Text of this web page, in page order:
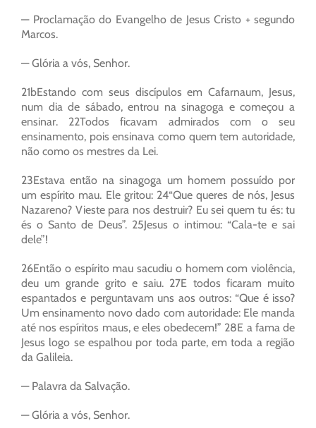
— Proclamação do Evangelho de Jesus Cristo + segundo
Marcos.
— Glória a vós, Senhor.
21bEstando com seus discípulos em Cafarnaum, Jesus,
num dia de sábado, entrou na sinagoga e começou a
ensinar. 22Todos ficavam admirados com o seu
ensinamento, pois ensinava como quem tem autoridade,
não como os mestres da Lei.
23Estava então na sinagoga um homem possuído por
um espírito mau. Ele gritou: 24“Que queres de nós, Jesus
Nazareno? Vieste para nos destruir? Eu sei quem tu és: tu
és o Santo de Deus”. 25Jesus o intimou: “Cala-te e sai
dele”!
26Então o espírito mau sacudiu o homem com violência,
deu um grande grito e saiu. 27E todos ficaram muito
espantados e perguntavam uns aos outros: “Que é isso?
Um ensinamento novo dado com autoridade: Ele manda
até nos espíritos maus, e eles obedecem!” 28E a fama de
Jesus logo se espalhou por toda parte, em toda a região
da Galileia.
— Palavra da Salvação.
— Glória a vós, Senhor.